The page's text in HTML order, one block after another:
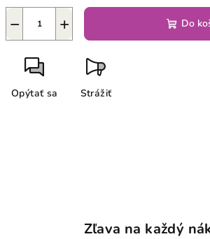
+
− Do
Opýtať sa Strážiť
Zľava na každý